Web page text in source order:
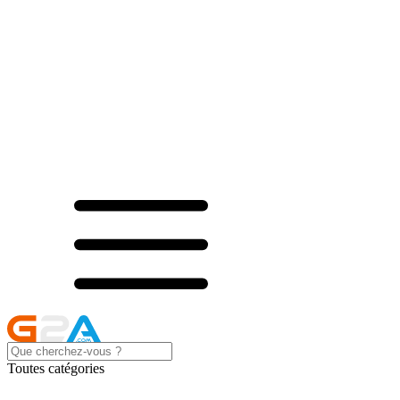
Toutes catégories